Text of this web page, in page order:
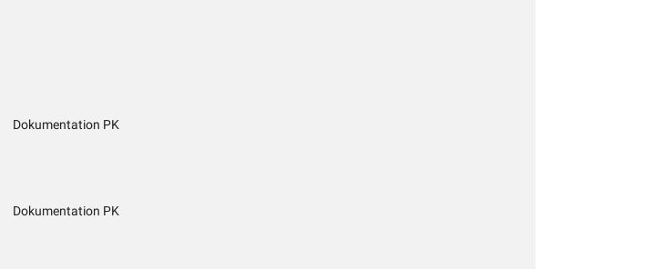
Dokumentation PK
Dokumentation PK